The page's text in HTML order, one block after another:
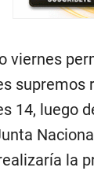
viernes
supremos
14, luego
la